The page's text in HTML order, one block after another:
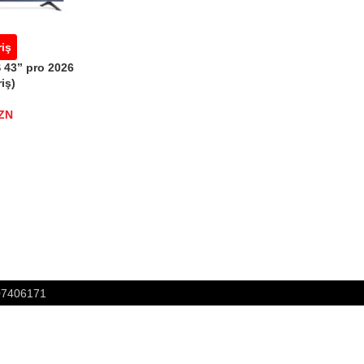
43” pro 2026